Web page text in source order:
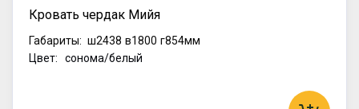
Кровать чердак Мийя
Габариты: ш2438 в1800 г854мм
Цвет: сонома/белый